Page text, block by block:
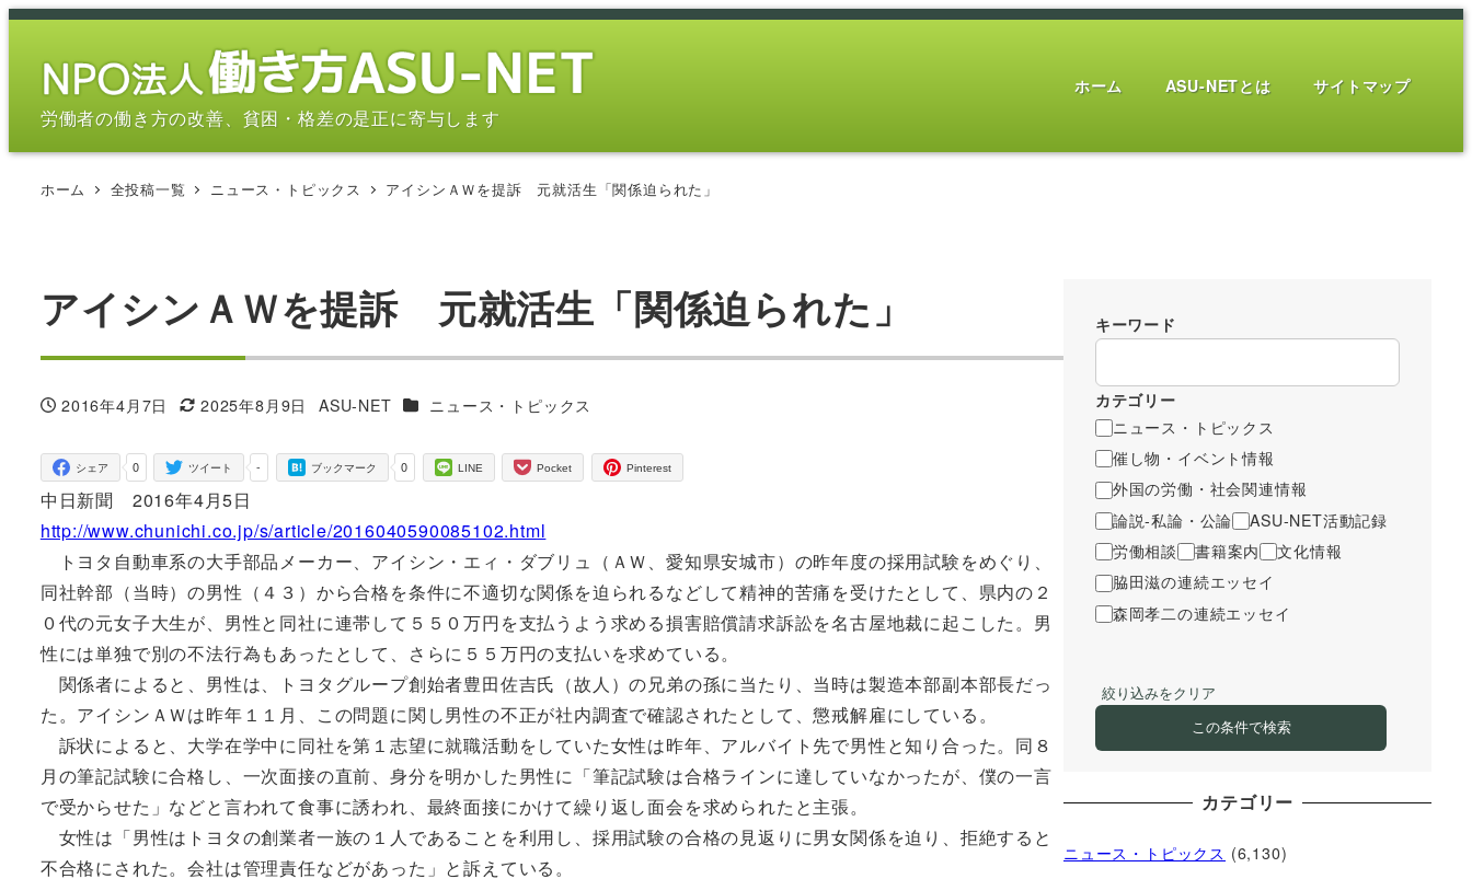
メ
労働者の働き方の改善、貧困・格差の是正に寄与します
ホーム ASU-NETとは サイトマップ
ホーム 全投稿一覧 ニュース・トピックス アイシンＡＷを提訴 元就活生「関係迫られた」
アイシンＡＷを提訴 元就活生「関係迫られた」
投稿日
2016年4月7日
更新日
2025年8月9日
著
ASU-NET カテゴリー
ニュース・トピックス
0
シェア -
ツイート 0
ブックマーク LINE Pocket Pinterest
中日新聞 2016年4月5日
http://www.chunichi.co.jp/s/article/2016040590085102.html
トヨタ自動車系の大手部品メーカー、アイシン・エィ・ダブリュ（ＡＷ、愛知県安城市）の昨年度の採用試験をめぐり、
同社幹部（当時）の男性（４３）から合格を条件に不適切な関係を迫られるなどして精神的苦痛を受けたとして、県内の２
０代の元女子大生が、男性と同社に連帯して５５０万円を支払うよう求める損害賠償請求訴訟を名古屋地裁に起こした。男
性には単独で別の不法行為もあったとして、さらに５５万円の支払いを求めている。
関係者によると、男性は、トヨタグループ創始者豊田佐吉氏（故人）の兄弟の孫に当たり、当時は製造本部副本部長だっ
た。アイシンＡＷは昨年１１月、この問題に関し男性の不正が社内調査で確認されたとして、懲戒解雇にしている。
訴状によると、大学在学中に同社を第１志望に就職活動をしていた女性は昨年、アルバイト先で男性と知り合った。同８
月の筆記試験に合格し、一次面接の直前、身分を明かした男性に「筆記試験は合格ラインに達していなかったが、僕の一言
で受からせた」などと言われて食事に誘われ、最終面接にかけて繰り返し面会を求められたと主張。
女性は「男性はトヨタの創業者一族の１人であることを利用し、採用試験の合格の見返りに男女関係を迫り、拒絶すると
不合格にされた。会社は管理責任などがあった」と訴えている。
キーワード
カテゴリー
ニュース・トピックス
催し物・イベント情報
外国の労働・社会関連情報
論説-私論・公論
ASU-NET活動記録
労働相談
書籍案内
文化情報
脇田滋の連続エッセイ
森岡孝二の連続エッセイ
絞り込みをクリア
この条件で検索
カテゴリー
ニュース・トピックス (6,130)